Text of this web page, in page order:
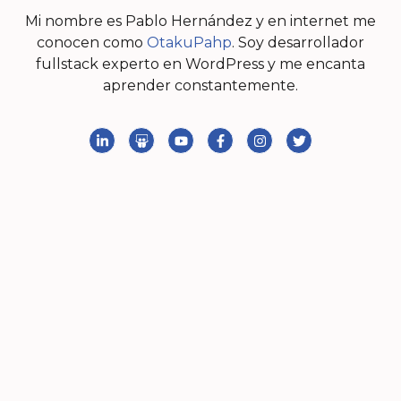
Mi nombre es Pablo Hernández y en internet me
conocen como OtakuPahp. Soy desarrollador
fullstack experto en WordPress y me encanta
aprender constantemente.